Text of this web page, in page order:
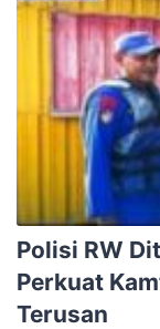
Polisi RW
Perkuat
Terusan